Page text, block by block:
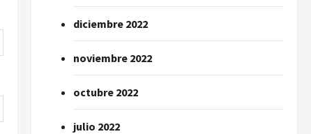
diciembre 2022
noviembre 2022
octubre 2022
julio 2022